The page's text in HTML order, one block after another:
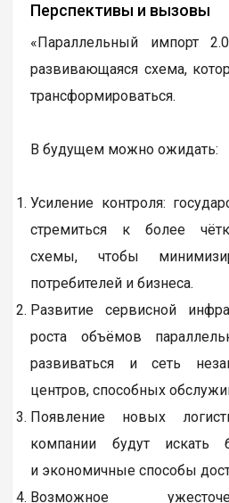
Перспективы и вызовы
«Параллельный импорт
развивающаяся схема,
трансформироваться.
В будущем можно ожидать:
Усиление контроля:
стремиться к более
схемы, чтобы
потребителей и бизнеса.
Развитие сервисной
роста объёмов
развиваться и сеть
центров, способных
Появление новых
компании будут искать
и экономичные способы
Возможное